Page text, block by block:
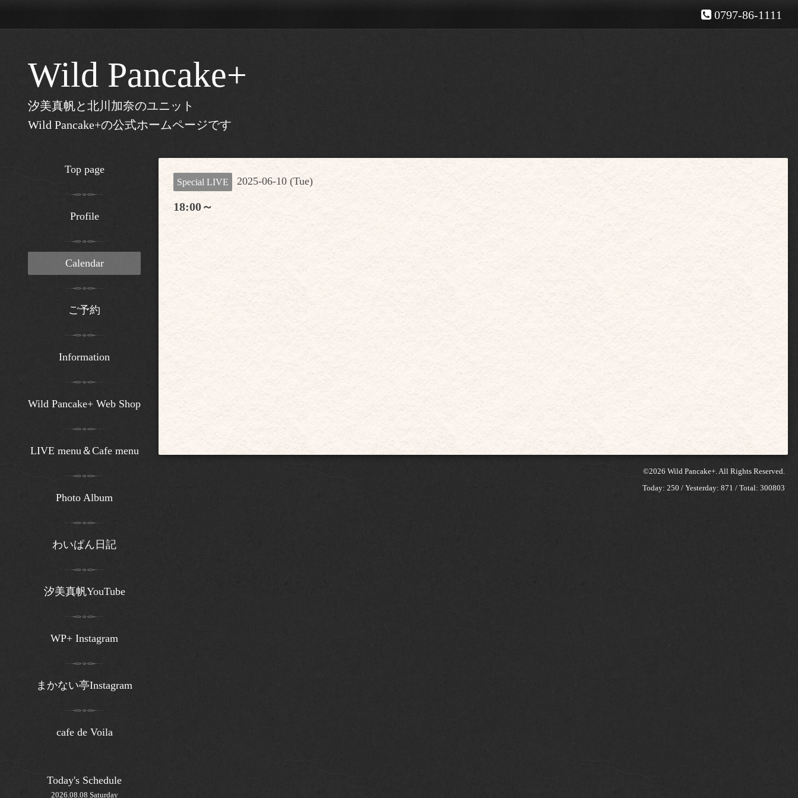
0797-86-1111
Wild Pancake+
汐美真帆と北川加奈のユニット
Wild Pancake+の公式ホームページです
Special LIVE 2025-06-10 (Tue)
18:00～
©2026 Wild Pancake+. All Rights Reserved.
Today: 250 / Yesterday: 871 / Total: 300803
Top page
Profile
Calendar
ご予約
Information
Wild Pancake+ Web Shop
LIVE menu＆Cafe menu
Photo Album
わいぱん日記
汐美真帆YouTube
WP+ Instagram
まかない亭Instagram
cafe de Voila
Today's Schedule
2026.08.08 Saturday